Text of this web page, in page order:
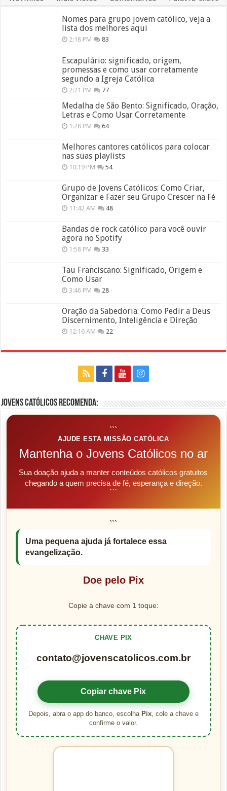
Nomes para grupo jovem católico, veja a
lista dos melhores aqui
2:18 PM 83
Escapulário: significado, origem,
promessas e como usar corretamente
segundo a Igreja Católica
2:21 PM 77
Medalha de São Bento: Significado, Oração,
Letras e Como Usar Corretamente
1:28 PM 64
Melhores cantores católicos para colocar
nas suas playlists
10:19 PM 54
Grupo de Jovens Católicos: Como Criar,
Organizar e Fazer seu Grupo Crescer na Fé
11:42 AM 48
Bandas de rock católico para você ouvir
agora no Spotify
1:58 PM 33
Tau Franciscano: Significado, Origem e
Como Usar
3:46 PM 28
Oração da Sabedoria: Como Pedir a Deus
Discernimento, Inteligência e Direção
12:16 AM 22
Jovens Católicos Recomenda:
```
AJUDE ESTA MISSÃO CATÓLICA
Mantenha o Jovens Católicos no ar
Sua doação ajuda a manter conteúdos católicos gratuitos
chegando a quem precisa de fé, esperança e direção.
```
```
Uma pequena ajuda já fortalece essa
evangelização.
Doe pelo Pix
Copie a chave com 1 toque:
CHAVE PIX
contato@jovenscatolicos.com.br
Copiar chave Pix
Depois, abra o app do banco, escolha Pix, cole a chave e
confirme o valor.